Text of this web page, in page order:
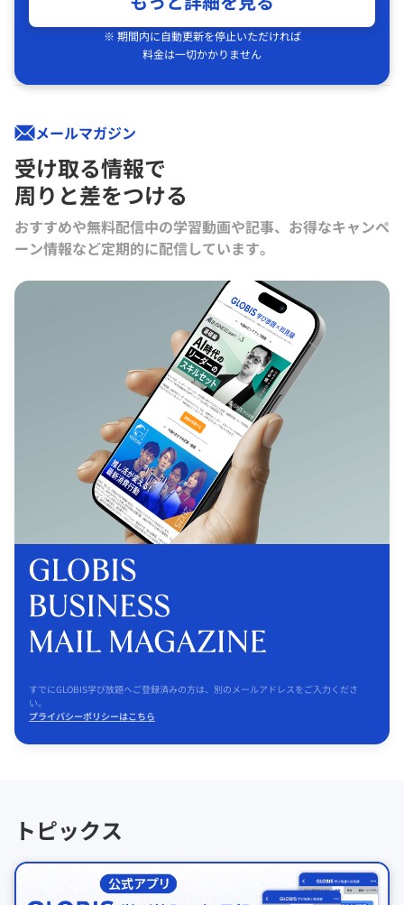
※ 期間内に自動更新を停止いただければ
料金は一切かかりません
メールマガジン
受け取る情報で
周りと差をつける
おすすめや無料配信中の学習動画や記事、お得なキャンペ
ーン情報など定期的に配信しています。
すでにGLOBIS学び放題へご登録済みの方は、別のメールアドレスをご入力くださ
い。
プライバシーポリシーはこちら
トピックス